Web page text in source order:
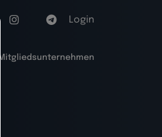
Login
Mitgliedsunternehmen